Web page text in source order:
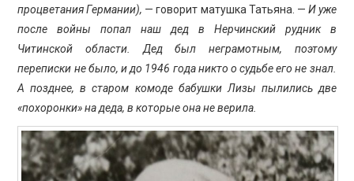
процветания Германии), — говорит матушка Татьяна. — И уже
после войны попал наш дед в Нерчинский рудник в
Читинской области. Дед был неграмотным, поэтому
переписки не было, и до 1946 года никто о судьбе его не знал.
А позднее, в старом комоде бабушки Лизы пылились две
«похоронки» на деда, в которые она не верила.